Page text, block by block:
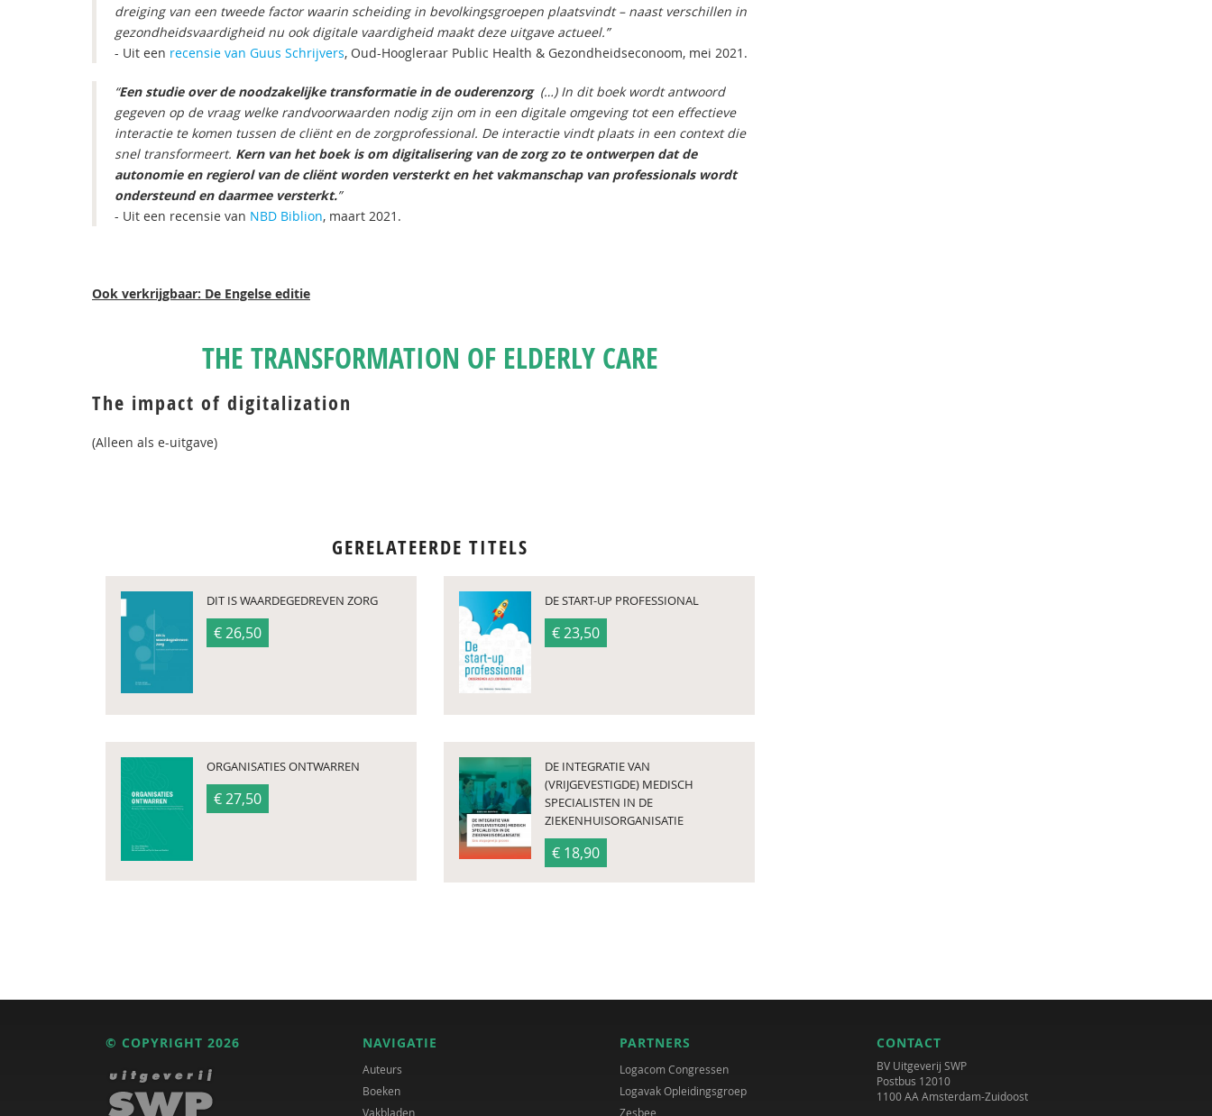
dreiging van een tweede factor waarin scheiding in bevolkingsgroepen plaatsvindt – naast verschillen in
gezondheidsvaardigheid nu ook digitale vaardigheid maakt deze uitgave actueel.”
- Uit een recensie van Guus Schrijvers, Oud-Hoogleraar Public Health & Gezondheidseconoom, mei 2021.
“Een studie over de noodzakelijke transformatie in de ouderenzorg(…) In dit boek wordt antwoord
gegeven op de vraag welke randvoorwaarden nodig zijn om in een digitale omgeving tot een effectieve
interactie te komen tussen de cliënt en de zorgprofessional. De interactie vindt plaats in een context die
snel transformeert. Kern van het boek is om digitalisering van de zorg zo te ontwerpen dat de
autonomie en regierol van de cliënt worden versterkt en het vakmanschap van professionals wordt
ondersteund en daarmee versterkt.”
- Uit een recensie van NBD Biblion, maart 2021.
Ook verkrijgbaar: De Engelse editie
THE TRANSFORMATION OF ELDERLY CARE
The impact of digitalization
(Alleen als e-uitgave)
GERELATEERDE TITELS
DIT IS WAARDEGEDREVEN ZORG
€ 26,50
DE START-UP PROFESSIONAL
€ 23,50
ORGANISATIES ONTWARREN
€ 27,50
DE INTEGRATIE VAN
(VRIJGEVESTIGDE) MEDISCH
SPECIALISTEN IN DE
ZIEKENHUISORGANISATIE
€ 18,90
© COPYRIGHT 2026 NAVIGATIE
Auteurs
Boeken
Vakbladen
PARTNERS
Logacom Congressen
Logavak Opleidingsgroep
Zesbee
CONTACT
BV Uitgeverij SWP
Postbus 12010
1100 AA Amsterdam-Zuidoost